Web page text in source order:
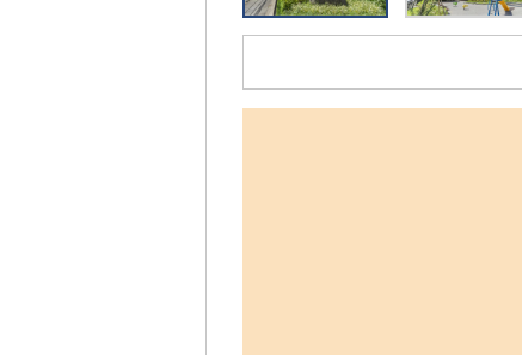
す
る
拡
大